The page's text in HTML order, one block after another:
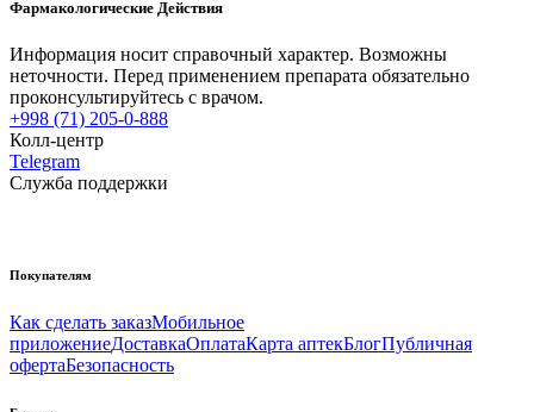
Фармакологические Действия
Информация носит справочный характер. Возможны
неточности. Перед применением препарата обязательно
проконсультируйтесь с врачом.
+998 (71) 205-0-888
Колл-центр
Telegram
Служба поддержки
Покупателям
Как сделать заказМобильное
приложениеДоставкаОплатаКарта аптекБлогПубличная
офертаБезопасность